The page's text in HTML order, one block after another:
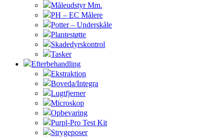
Måleudstyr Mm.
PH – EC Målere
Potter – Underskåle
Plantestøtte
Skadedyrskontrol
Tasker
Efterbehandling
Ekstraktion
Boveda/Integra
Lugtfjerner
Microskop
Opbevaring
Purpl-Pro Test Kit
Strygeposer